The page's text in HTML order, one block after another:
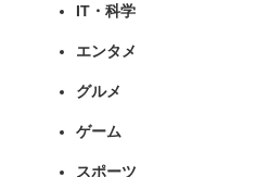
IT・科学
エンタメ
グルメ
ゲーム
スポーツ